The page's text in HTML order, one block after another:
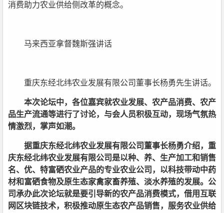
消费助力农业供给侧改革的概念。
马来西亚拿督魏斯强讲话
重庆东经北纬农业发展有限公司董事长杨勇先生讲话。
本次论坛中，各位嘉宾就农业发展、农产品消费、农产
品生产流通等进行了讨论，与会人员积极互动，现场气氛热
情激烈，掌声如潮。
据重庆东经北纬农业发展有限公司董事长杨勇介绍，重
庆东经北纬农业发展有限公司是以种、养、生产加工和销售
名、优、特富硒农业产品的专业农业公司，以科技带动中药
材和富硒食物及原生态家禽家畜养殖、淡水养殖的发展。公
司承办此次论坛就是要引导新的农产品消费模式，借用互联
网区块链技术，积极推动原生态农产品销售，服务农业供给